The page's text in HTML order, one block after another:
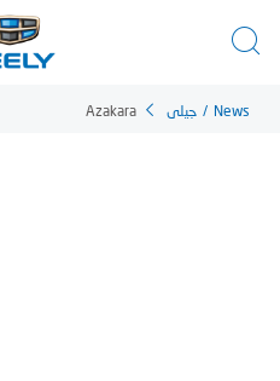
Azakara جيلي / News